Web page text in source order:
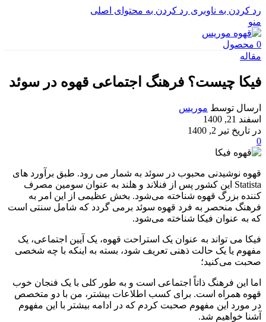
رد کردن به ناوبری رد کردن به محتوای اصلی
منو
0 محصول
مقاله
فیکا چیست؟ فرهنگ اجتماعی قهوه در سوئد
ارسال توسط موریس
اسفند 21, 1400
در تاریخ تیر 2, 1400
0
قهوه نوشیدنی محبوب در سوئد به شمار می رود. طبق برآورد های
Statista این کشور پس از فنلاند و هلند به عنوان سومین مصرف
کننده بزرگ قهوه شناخته می‌شود. بخش عظیمی از این امر به
فرهنگ منحصر به فرد قهوه سوئد برمی گردد که شامل سنتی است
که به عنوان فیکا شناخته می‌شود.
فیکا می تواند به عنوان یک استراحت قهوه، یک آیین اجتماعی، یک
مفهوم یا یک حالت ذهنی تعریف شود، بسته به اینکه با چه شخصی
صحبت می‌کنید؛
اما این فرهنگ ذاتاً اجتماعی است و به طور کلی با یک فنجان خوب
قهوه همراه است. برای کسب اطلاعات بیشتر، من با دو متخصص
در مورد این مفهوم صحبت کردم که در ادامه بیشتر با این مفهوم
آشنا خواهیم شد.